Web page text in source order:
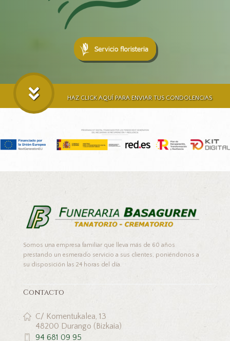
HAZ CLICK AQUÍ PARA ENVIAR TUS CONDOLENCIAS
Somos una empresa familiar que lleva más de 60 años
prestando un esmerado servicio a sus clientes, poniéndonos a
su disposición las 24 horas del día.
Contacto
C/ Komentukalea, 13
48200 Durango (Bizkaia)
94 681 09 95